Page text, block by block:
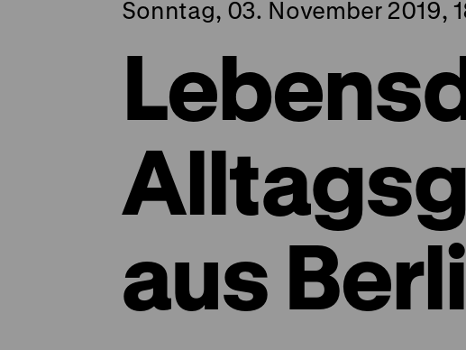
Sonntag, 03. November 2019,
aus